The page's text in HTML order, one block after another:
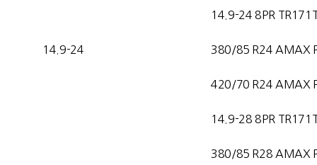
14.9-24
14.9-24 8PR
380/85 R24 AMAX
420/70 R24 AMAX
14.9-28 8PR
380/85 R28 AMAX